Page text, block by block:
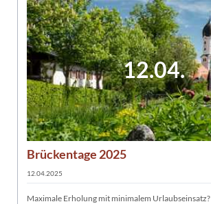
12.04.
Brückentage 2025
12.04.2025
Maximale Erholung mit minimalem Urlaubseinsatz?